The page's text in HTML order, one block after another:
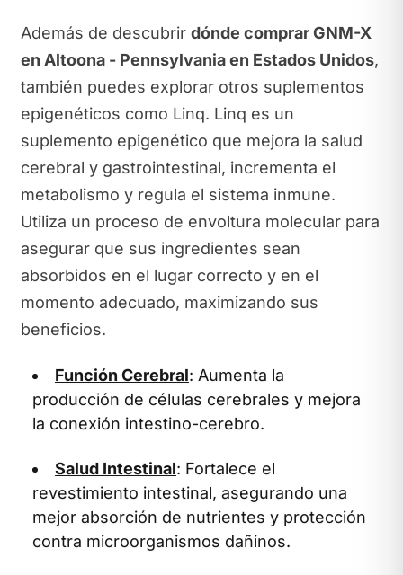
Además de descubrir dónde comprar GNM-X
en Altoona - Pennsylvania en Estados Unidos,
también puedes explorar otros suplementos
epigenéticos como Linq. Linq es un
suplemento epigenético que mejora la salud
cerebral y gastrointestinal, incrementa el
metabolismo y regula el sistema inmune.
Utiliza un proceso de envoltura molecular para
asegurar que sus ingredientes sean
absorbidos en el lugar correcto y en el
momento adecuado, maximizando sus
beneficios.
Función Cerebral: Aumenta la
producción de células cerebrales y mejora
la conexión intestino-cerebro.
Salud Intestinal: Fortalece el
revestimiento intestinal, asegurando una
mejor absorción de nutrientes y protección
contra microorganismos dañinos.